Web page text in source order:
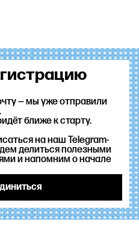
— мы уже отправили
ближе к старту.
на наш Telegram-
делиться полезными
и напомним о начале